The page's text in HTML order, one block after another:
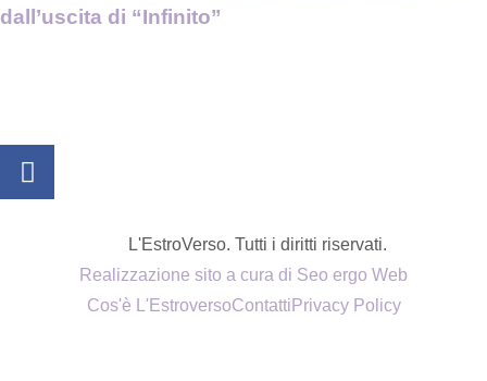
dall’uscita di “Infinito”
L'EstroVerso. Tutti i diritti riservati.
Realizzazione sito a cura di Seo ergo Web
Cos'è L'EstroversoContatti Privacy Policy